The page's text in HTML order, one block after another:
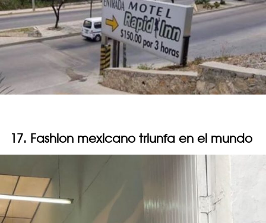
17. Fashion mexicano triunfa en el mundo